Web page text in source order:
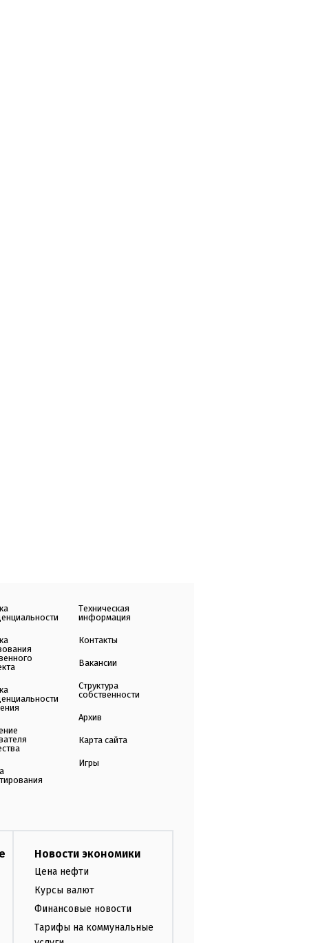
Техническая
информация
Контакты
Вакансии
Структура
собственности
Архив
Карта сайта
Игры
Новости экономики
Цена нефти
Курсы валют
Финансовые новости
Тарифы на коммунальные